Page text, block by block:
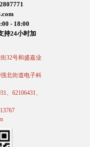
- 18:00
持24小时加
32号和盛嘉业
北街道电子科
、62106431、